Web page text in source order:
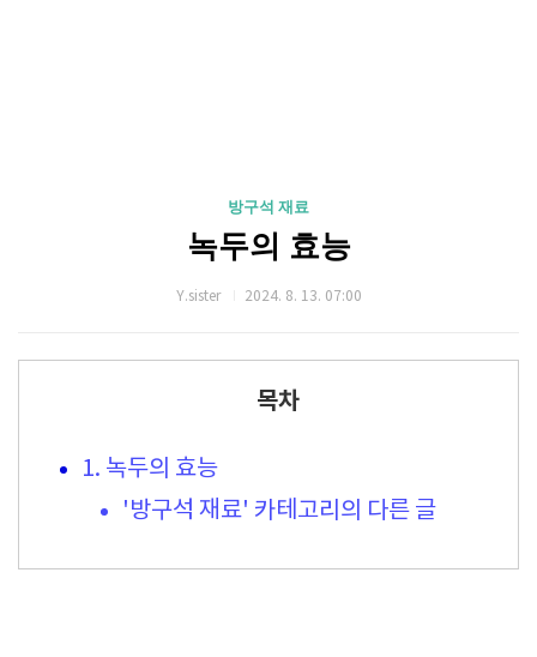
방구석 재료
녹두의 효능
Y.sister 2024. 8. 13. 07:00
목차
1. 녹두의 효능
'방구석 재료' 카테고리의 다른 글